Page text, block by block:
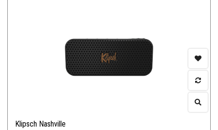
Klipsch Nashville